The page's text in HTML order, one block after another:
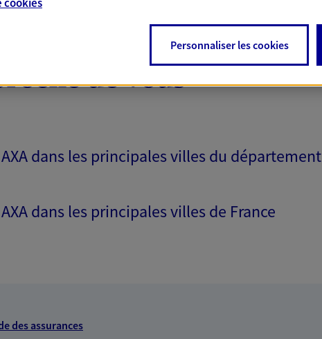
de vous
dans les principales villes du département
dans les principales villes de France
des assurances
Personnaliser les cookies